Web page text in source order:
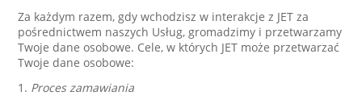
Za każdym razem, gdy wchodzisz w interakcje z JET za
pośrednictwem naszych Usług, gromadzimy i przetwarzamy
Twoje dane osobowe. Cele, w których JET może przetwarzać
Twoje dane osobowe:
1. Proces zamawiania